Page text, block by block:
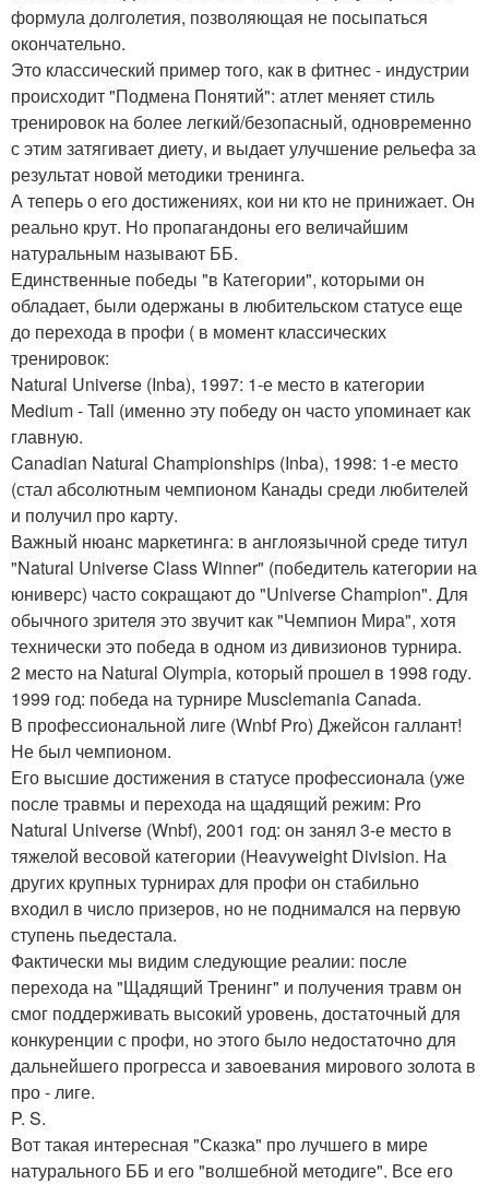
формула долголетия, позволяющая не посыпаться
окончательно.
Это классический пример того, как в фитнес - индустрии
происходит "Подмена Понятий": атлет меняет стиль
тренировок на более легкий/безопасный, одновременно
с этим затягивает диету, и выдает улучшение рельефа за
результат новой методики тренинга.
А теперь о его достижениях, кои ни кто не принижает. Он
реально крут. Но пропагандоны его величайшим
натуральным называют ББ.
Единственные победы "в Категории", которыми он
обладает, были одержаны в любительском статусе еще
до перехода в профи ( в момент классических
тренировок:
Natural Universe (Inba), 1997: 1-е место в категории
Medium - Tall (именно эту победу он часто упоминает как
главную.
Canadian Natural Championships (Inba), 1998: 1-е место
(стал абсолютным чемпионом Канады среди любителей
и получил про карту.
Важный нюанс маркетинга: в англоязычной среде титул
"Natural Universe Class Winner" (победитель категории на
юниверс) часто сокращают до "Universe Champion". Для
обычного зрителя это звучит как "Чемпион Мира", хотя
технически это победа в одном из дивизионов турнира.
2 место на Natural Olympia, который прошел в 1998 году.
1999 год: победа на турнире Musclemania Canada.
В профессиональной лиге (Wnbf Pro) Джейсон галлант!
Не был чемпионом.
Его высшие достижения в статусе профессионала (уже
после травмы и перехода на щадящий режим: Pro
Natural Universe (Wnbf), 2001 год: он занял 3-е место в
тяжелой весовой категории (Heavyweight Division. На
других крупных турнирах для профи он стабильно
входил в число призеров, но не поднимался на первую
ступень пьедестала.
Фактически мы видим следующие реалии: после
перехода на "Щадящий Тренинг" и получения травм он
смог поддерживать высокий уровень, достаточный для
конкуренции с профи, но этого было недостаточно для
дальнейшего прогресса и завоевания мирового золота в
про - лиге.
P. S.
Вот такая интересная "Сказка" про лучшего в мире
натурального ББ и его "волшебной методиге". Все его